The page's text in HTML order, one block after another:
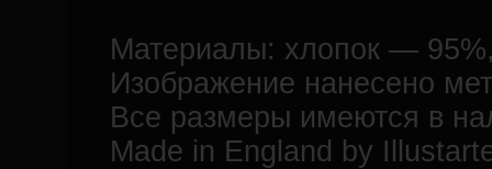
Материалы: хлопок —
Изображение нанесено
Все размеры имеются в
Made in England by